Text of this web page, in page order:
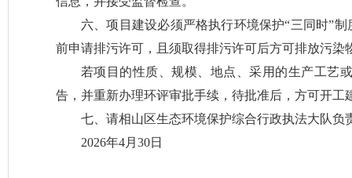
六、项目建设必须严格执行环境保护“三同时”制
前申请排污许可 ，且须取得排污许可后方可排放污染
若项目的性质、规模、地点、采用的生产工艺
告，并重新办理环评审批手续，待批准后，方可开工
七、 请相山区生态环境保护综合行政执法大队负
2026年4月 30日